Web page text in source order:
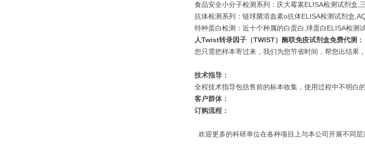
食品安全小分子检测系列：庆大霉素ELISA检测试剂盒,
抗体检测系列：链球菌溶血素o抗体ELISA检测试剂盒
特种蛋白检测：近十个种属的白蛋白,球蛋白ELISA检测试
人Twist转录因子（TWIST）酶联免疫试剂盒免费代测：
您只需把样本寄过来，我们为您节省时间，帮您出结果
技术指导：
全程技术指导包括售前的标本收集，使用过程中不明白
客户群体：
订购流程：
欢迎更多的科研单位在各种项目上与本公司开展不同